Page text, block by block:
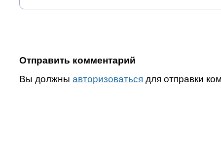
Отправить комментарий
Вы должны авторизоваться для отправки